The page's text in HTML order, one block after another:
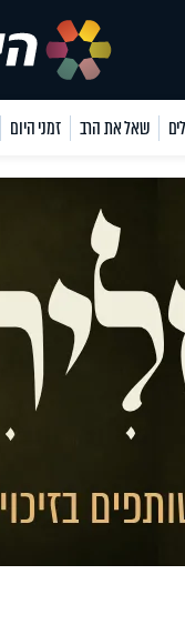
שאל את הרב זמני היום